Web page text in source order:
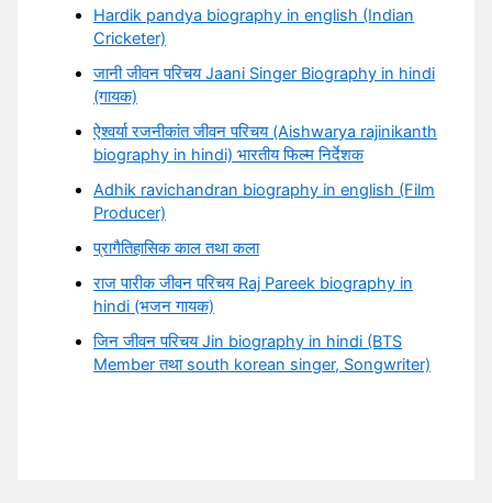
Hardik pandya biography in english (Indian
Cricketer)
जानी जीवन परिचय Jaani Singer Biography in hindi
(गायक)
ऐश्वर्या रजनीकांत जीवन परिचय (Aishwarya rajinikanth
biography in hindi) भारतीय फिल्म निर्देशक
Adhik ravichandran biography in english (Film
Producer)
प्रागैतिहासिक काल तथा कला
राज पारीक जीवन परिचय Raj Pareek biography in
hindi (भजन गायक)
जिन जीवन परिचय Jin biography in hindi (BTS
Member तथा south korean singer, Songwriter)